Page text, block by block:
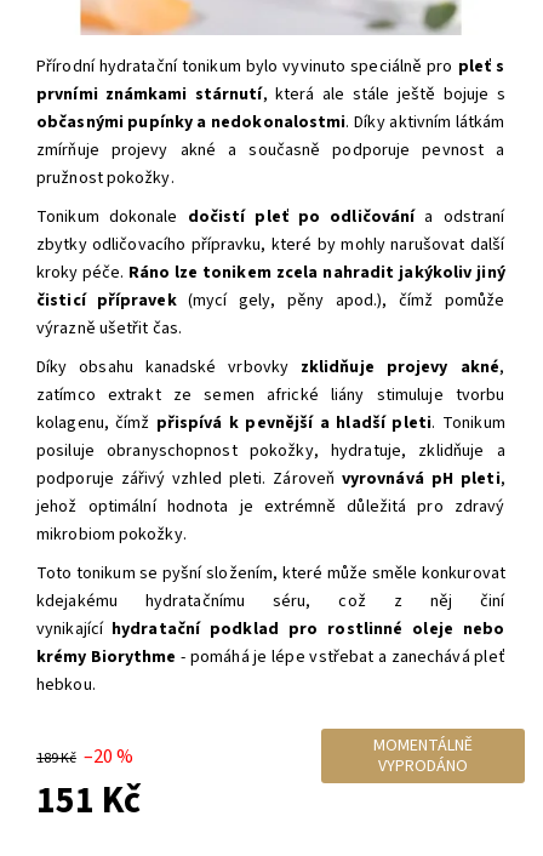
Přírodní hydratační tonikum bylo vyvinuto speciálně pro pleť s
prvními známkami stárnutí, která ale stále ještě bojuje s
občasnými pupínky a nedokonalostmi. Díky aktivním látkám
zmírňuje projevy akné a současně podporuje pevnost a
pružnost pokožky.
Tonikum dokonale dočistí pleť po odličovánía odstraní
zbytky odličovacího přípravku, které by mohly narušovat další
kroky péče. Ráno lze tonikem zcela nahradit jakýkoliv jiný
čisticí přípravek (mycí gely, pěny apod.), čímž pomůže
výrazně ušetřit čas.
Díky obsahu kanadské vrbovky zklidňuje projevy akné,
zatímco extrakt ze semen africké liány stimuluje tvorbu
kolagenu, čímž přispívá k pevnější a hladší pleti. Tonikum
posiluje obranyschopnost pokožky, hydratuje, zklidňuje a
podporuje zářivý vzhled pleti. Zároveň vyrovnává pH pleti,
jehož optimální hodnota je extrémně důležitá pro zdravý
mikrobiom pokožky.
Toto tonikum se pyšní složením, které může směle konkurovat
kdejakému hydratačnímu séru, což z něj činí
vynikající hydratační podklad pro rostlinné oleje nebo
krémy Biorythme - pomáhá je lépe vstřebat a zanechává pleť
hebkou.
189 Kč –20 %
MOMENTÁLNĚ
VYPRODÁNO
151 Kč